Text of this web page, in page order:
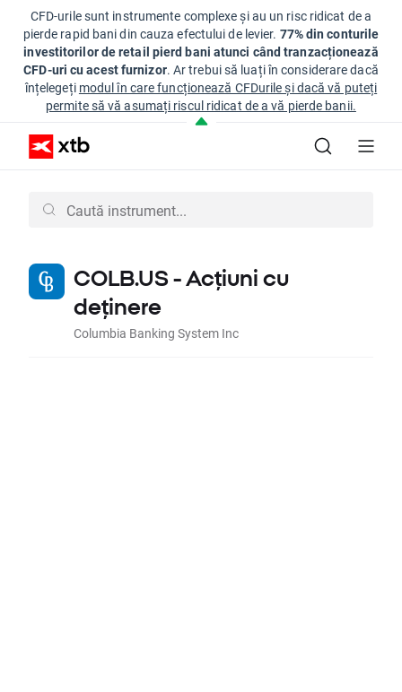
CFD-urile sunt instrumente complexe și au un risc ridicat de a
pierde rapid bani din cauza efectului de levier. 77% din conturile
investitorilor de retail pierd bani atunci când tranzacționează
CFD-uri cu acest furnizor. Ar trebui să luați în considerare dacă
înțelegeți modul în care funcționează CFDurile și dacă vă puteți
permite să vă asumați riscul ridicat de a vă pierde banii.
COLB.US - Acțiuni cu
deținere
Columbia Banking System Inc